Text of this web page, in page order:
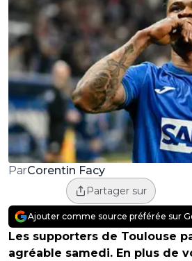
ParCorentin Facy
Partager sur
Ajouter comme source préférée sur
Les supporters de Toulouse
agréable samedi. En plus de